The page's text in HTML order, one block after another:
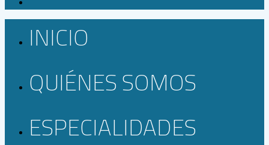
INICIO
QUIÉNES SOMOS
ESPECIALIDADES